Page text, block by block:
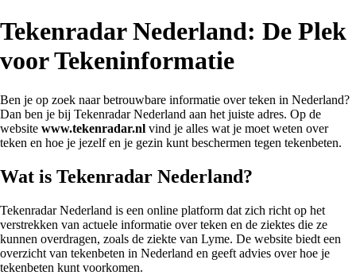
Tekenradar Nederland: De Plek
voor Tekeninformatie
Ben je op zoek naar betrouwbare informatie over teken in Nederland?
Dan ben je bij Tekenradar Nederland aan het juiste adres. Op de
website www.tekenradar.nl vind je alles wat je moet weten over
teken en hoe je jezelf en je gezin kunt beschermen tegen tekenbeten.
Wat is Tekenradar Nederland?
Tekenradar Nederland is een online platform dat zich richt op het
verstrekken van actuele informatie over teken en de ziektes die ze
kunnen overdragen, zoals de ziekte van Lyme. De website biedt een
overzicht van tekenbeten in Nederland en geeft advies over hoe je
tekenbeten kunt voorkomen.